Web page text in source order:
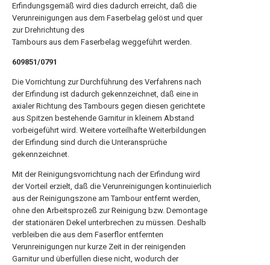
Erfindungsgemäß wird dies dadurch erreicht, daß die
Verunreinigungen aus dem Faserbelag gelöst und quer
zur Drehrichtung des
Tambours aus dem Faserbelag weggeführt werden.
609851/0791
Die Vorrichtung zur Durchführung des Verfahrens nach
der Erfindung ist dadurch gekennzeichnet, daß eine in
axialer Richtung des Tambours gegen diesen gerichtete
aus Spitzen bestehende Garnitur in kleinem Abstand
vorbeigeführt wird. Weitere vorteilhafte Weiterbildungen
der Erfindung sind durch die Unteransprüche
gekennzeichnet.
Mit der Reinigungsvorrichtung nach der Erfindung wird
der Vorteil erzielt, daß die Verunreinigungen kontinuierlich
aus der Reinigungszone am Tambour entfernt werden,
ohne den Arbeitsprozeß zur Reinigung bzw. Demontage
der stationären Dekel unterbrechen zu müssen. Deshalb
verbleiben die aus dem Faserflor entfernten
Verunreinigungen nur kurze Zeit in der reinigenden
Garnitur und überfüllen diese nicht, wodurch der